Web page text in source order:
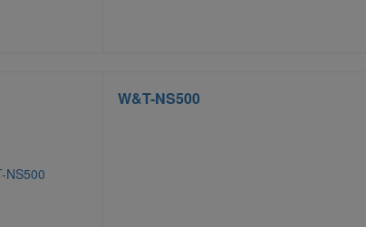
W&T-NS500